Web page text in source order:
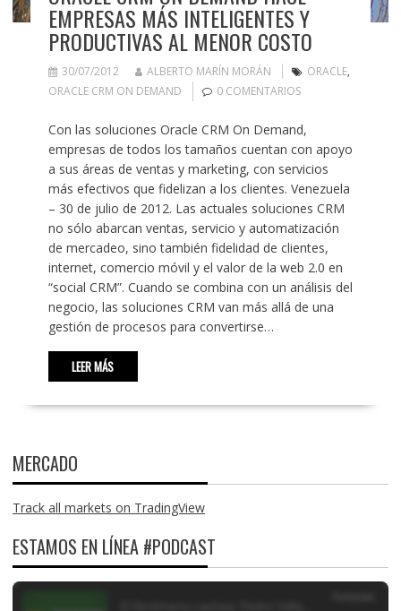
EMPRESAS MÁS INTELIGENTES Y
PRODUCTIVAS AL MENOR COSTO
30/07/2012 ALBERTO MARÍN MORÁN ORACLE,
ORACLE CRM ON DEMAND
0 COMENTARIOS
Con las soluciones Oracle CRM On Demand,
empresas de todos los tamaños cuentan con apoyo
a sus áreas de ventas y marketing, con servicios
más efectivos que fidelizan a los clientes. Venezuela
– 30 de julio de 2012. Las actuales soluciones CRM
no sólo abarcan ventas, servicio y automatización
de mercadeo, sino también fidelidad de clientes,
internet, comercio móvil y el valor de la web 2.0 en
“social CRM”. Cuando se combina con un análisis del
negocio, las soluciones CRM van más allá de una
gestión de procesos para convertirse…
LEER MÁS
MERCADO
Track all markets on TradingView
ESTAMOS EN LÍNEA #PODCAST